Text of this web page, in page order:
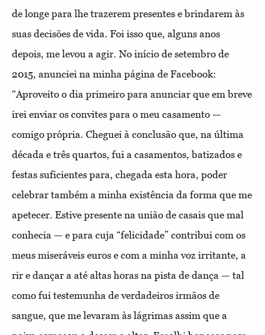
de longe para lhe trazerem presentes e brindarem às
suas decisões de vida. Foi isso que, alguns anos
depois, me levou a agir. No início de setembro de
2015, anunciei na minha página de Facebook:
“Aproveito o dia primeiro para anunciar que em breve
irei enviar os convites para o meu casamento —
comigo própria. Cheguei à conclusão que, na última
década e três quartos, fui a casamentos, batizados e
festas suficientes para, chegada esta hora, poder
celebrar também a minha existência da forma que me
apetecer. Estive presente na união de casais que mal
conhecia — e para cuja “felicidade” contribui com os
meus miseráveis euros e com a minha voz irritante, a
rir e dançar a até altas horas na pista de dança — tal
como fui testemunha de verdadeiros irmãos de
sangue, que me levaram às lágrimas assim que a